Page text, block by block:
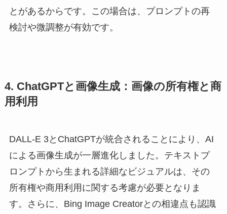
とがあるからです。この場合は、プロンプトの再
検討や微調整が有効です。
4. ChatGPTと画像生成：画像の所有権と商
用利用
DALL-E 3とChatGPTが統合されることにより、AI
による画像生成が一層進化しました。テキストプ
ロンプトから生まれる詳細なビジュアルは、その
所有権や商用利用に関する考慮が必要となりま
す。さらに、Bing Image Creatorとの相違点も認識